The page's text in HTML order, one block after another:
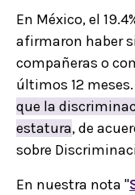
En México, el
afirmaron haber
compañeras o
últimos 12
que la
estatura, de
sobre
En nuestra nota "